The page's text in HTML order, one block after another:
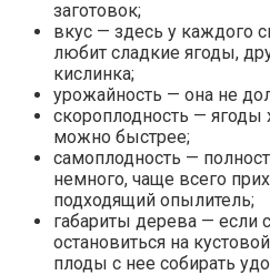
заготовок;
вкус — здесь у каждого
любит сладкие ягоды,
кислинка;
урожайность — она не
скороплодность — ягоды
можно быстрее;
самоплодность —
немного, чаще всего
подходящий опылитель;
габариты дерева — если
остановиться на
плоды с нее собирать